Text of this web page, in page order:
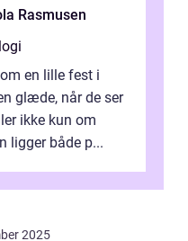
Rasmusen
en lille fest i
glæde, når de ser
ikke kun om
ligger både p...
2025